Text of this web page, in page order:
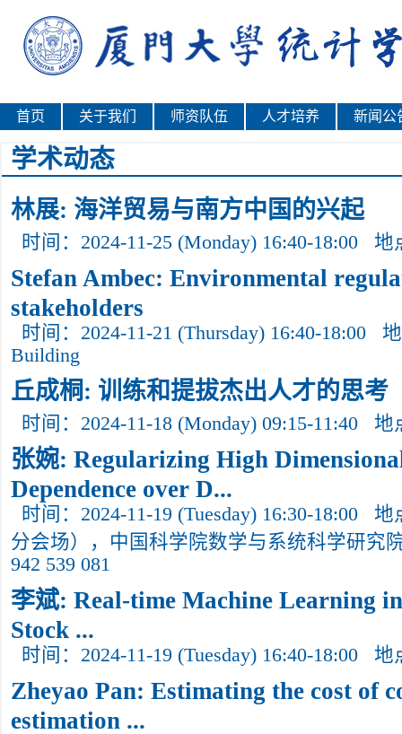
首页 关于我们 师资队伍 人才培养 新闻公
学术动态
林展: 海洋贸易与南方中国的兴起
时间：2024-11-25 (Monday) 16:40-18:00 地
Stefan Ambec: Environmental
stakeholders
时间：2024-11-21 (Thursday) 16:40-18:00
Building
丘成桐: 训练和提拔杰出人才的思考
时间：2024-11-18 (Monday) 09:15-11:40 地
张婉: Regularizing High
Dependence over D...
时间：2024-11-19 (Tuesday) 16:30-18:00
地
分会场），中国科学院数学与系统科学研究
942 539 081
李斌: Real-time Machine Learning
Stock ...
时间：2024-11-19 (Tuesday) 16:40-18:00
地
Zheyao Pan: Estimating the cost of
estimation ...